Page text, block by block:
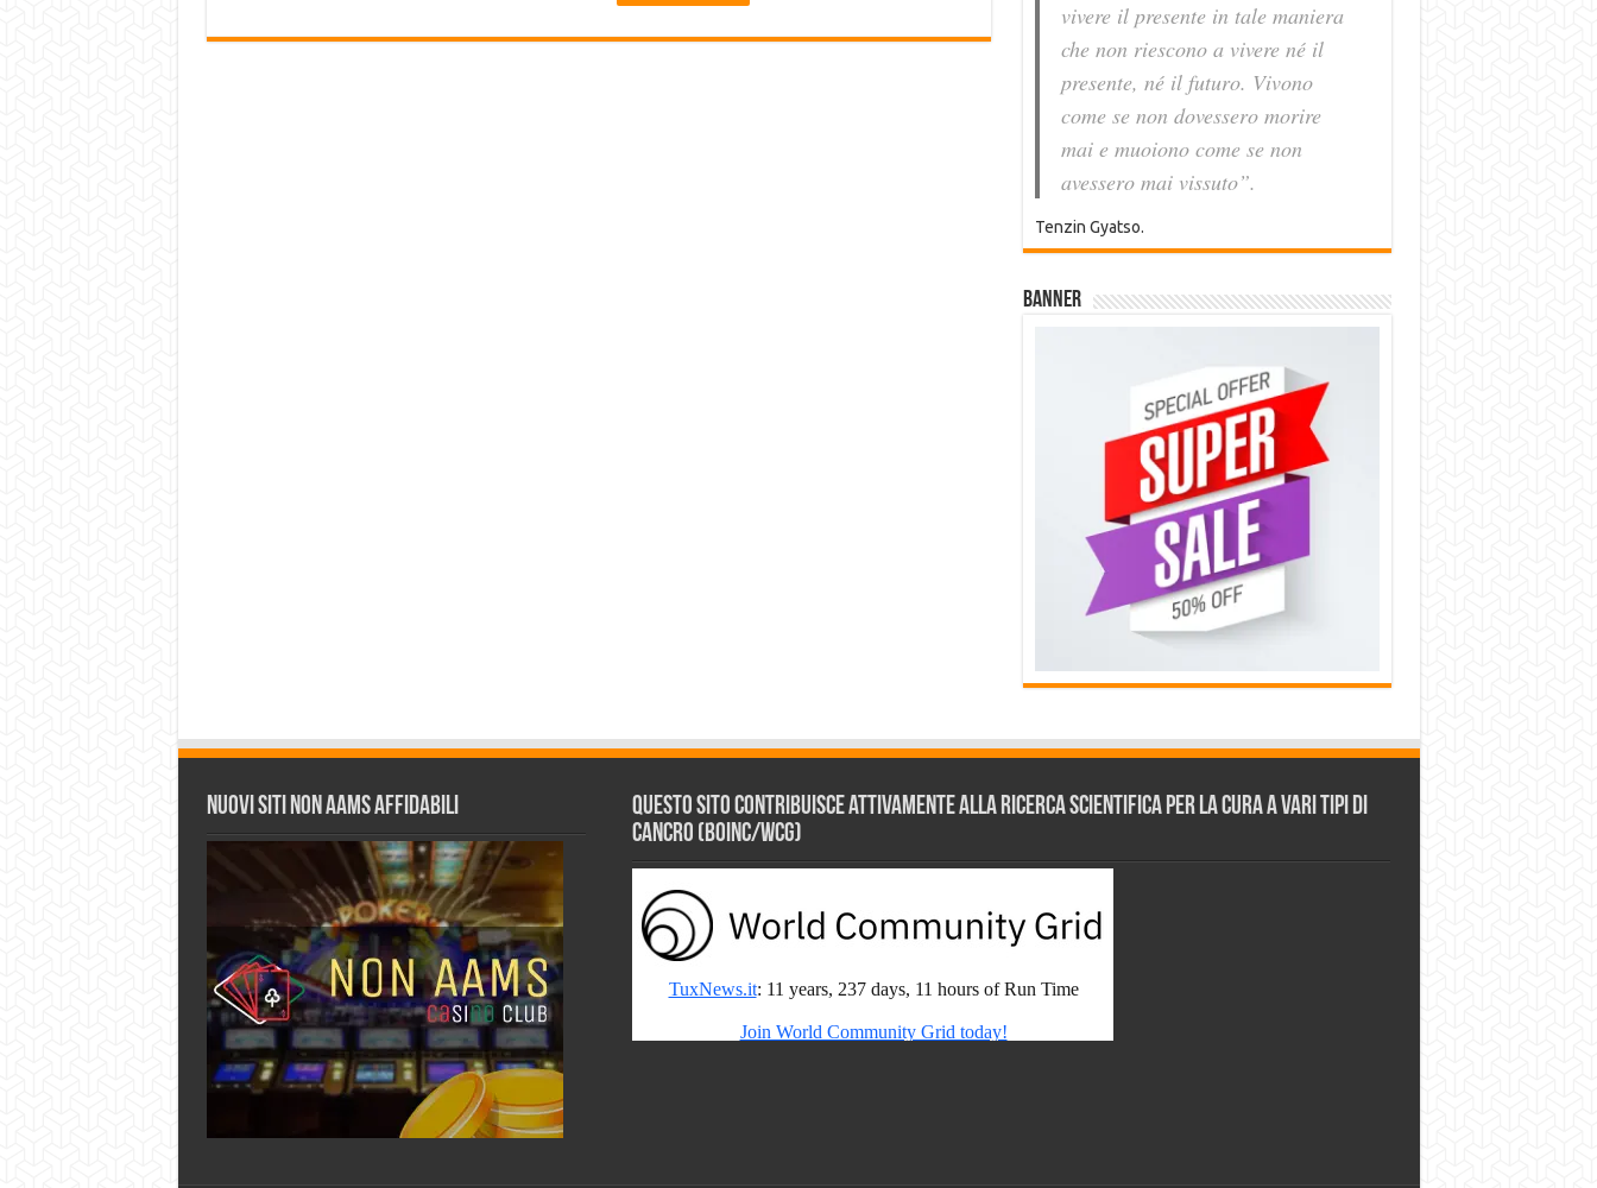
vivere il presente in tale maniera
che non riescono a vivere né il
presente, né il futuro. Vivono
come se non dovessero morire
mai e muoiono come se non
avessero mai vissuto”.
Tenzin Gyatso.
Banner
Nuovi siti non AAMS affidabili
Questo sito contribuisce attivamente alla ricerca scientifica per la cura a vari tipi di
Cancro (BOINC/WCG)